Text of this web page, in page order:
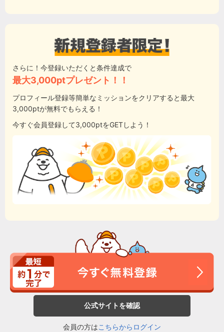
さらに！今登録いただくと条件達成で
最大3,000ptプレゼント！！
プロフィール登録等簡単なミッションをクリアすると最大
3,000ptが無料でもらえる！
今すぐ会員登録して3,000ptをGETしよう！
公式サイトを確認
会員の方はこちらからログイン